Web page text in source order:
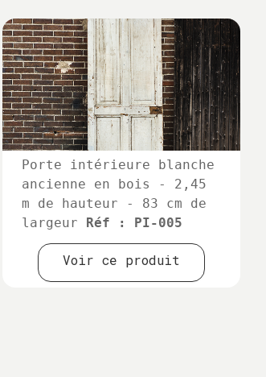
Porte intérieure blanche
ancienne en bois - 2,45
m de hauteur - 83 cm de
largeur
Réf : PI-005
Voir ce produit